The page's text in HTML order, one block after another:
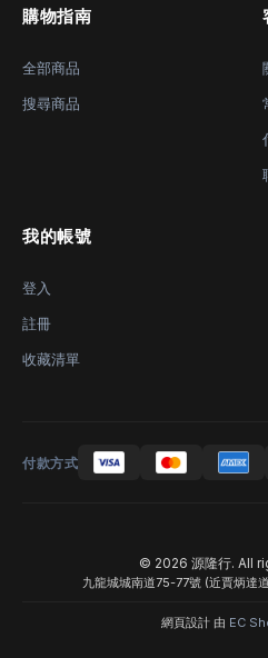
購物指南
全部商品
搜尋商品
我的帳號
登入
註冊
收藏清單
付款方式
© 2026 源隆行. All
九龍城城南道75-77號 (近賈炳達
網頁設計 由 EC